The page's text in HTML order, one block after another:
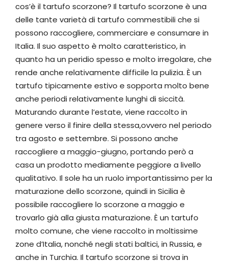
cos’è il tartufo scorzone? Il tartufo scorzone è una
delle tante varietà di tartufo commestibili che si
possono raccogliere, commerciare e consumare in
Italia. Il suo aspetto è molto caratteristico, in
quanto ha un peridio spesso e molto irregolare, che
rende anche relativamente difficile la pulizia. È un
tartufo tipicamente estivo e sopporta molto bene
anche periodi relativamente lunghi di siccità.
Maturando durante l’estate, viene raccolto in
genere verso il finire della stessa,ovvero nel periodo
tra agosto e settembre. Si possono anche
raccogliere a maggio-giugno, portando però a
casa un prodotto mediamente peggiore a livello
qualitativo. Il sole ha un ruolo importantissimo per la
maturazione dello scorzone, quindi in Sicilia è
possibile raccogliere lo scorzone a maggio e
trovarlo già alla giusta maturazione. È un tartufo
molto comune, che viene raccolto in moltissime
zone d’Italia, nonché negli stati baltici, in Russia, e
anche in Turchia. Il tartufo scorzone si trova in